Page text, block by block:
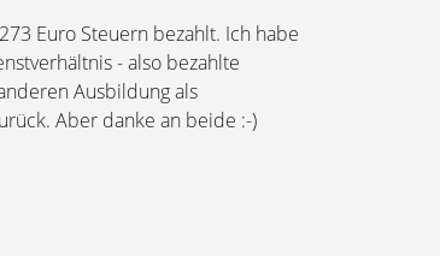
Euro Steuern bezahlt. Ich habe
- also bezahlte
Ausbildung als
Aber danke an beide :-)